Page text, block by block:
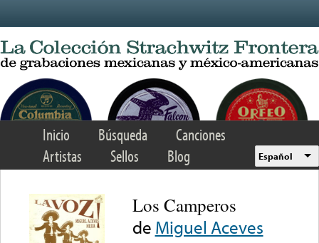
Inicio Búsqueda
Canciones
Artistas
Sellos Blog Español
Los Camperos
de Miguel Aceves